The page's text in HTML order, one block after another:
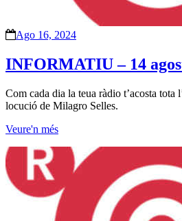
Ago 16, 2024
INFORMATIU – 14
Com cada dia la teua ràdio t’acosta
locució de Milagro Selles.
Veure'n més